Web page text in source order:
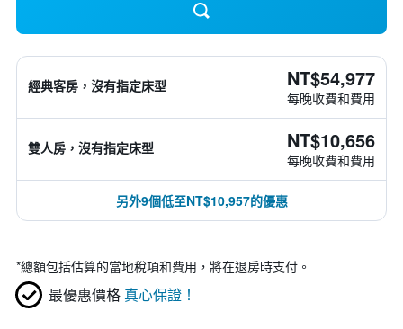
經典客房，沒有指定床型 NT$54,977
每晚收費和費用
雙人房，沒有指定床型 NT$10,656
每晚收費和費用
另外9個低至NT$10,957的優惠
*總額包括估算的當地稅項和費用，將在退房時支付。
最優惠價格 真心保證！